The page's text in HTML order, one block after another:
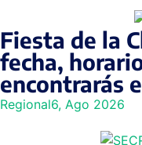
Fiesta de la
fecha,
encontrarás
Regional6, Ago 2026